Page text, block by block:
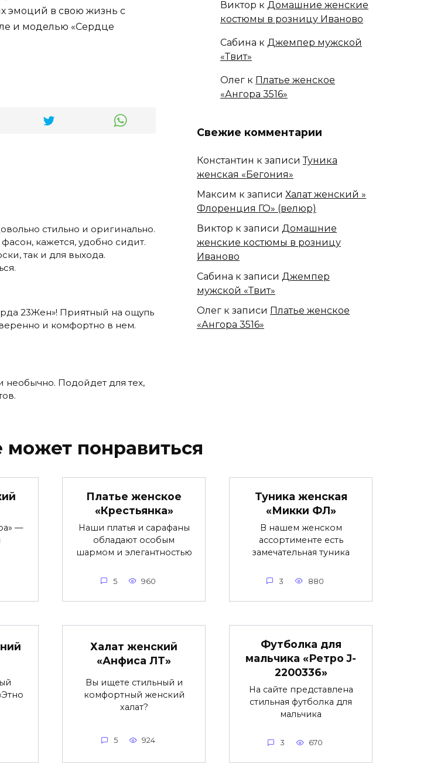
эмоций в свою жизнь с
и моделью «Сердце
стильно и оригинально.
кажется, удобно сидит.
так и для выхода.
23Жен»! Приятный на ощупь
и комфортно в нем.
необычно. Подойдет для тех,
Виктор к Домашние женские
костюмы в розницу Иваново
Сабина к Джемпер мужской
«Твит»
Олег к Платье женское
«Ангора 3516»
Свежие комментарии
Константин к записиТуника
женская «Бегония»
Максим к записи Халат женский »
Флоренция ГО» (велюр)
Виктор к записи Домашние
женские костюмы в розницу
Иваново
Сабина к записи Джемпер
мужской «Твит»
Олег к записи Платье женское
«Ангора 3516»
понравиться
—
Платье женское
«Крестьянка»
Наши платья и сарафаны
обладают особым
шармом и элегантностью
5 960
Туника женская
«Микки ФЛ»
В нашем женском
ассортименте есть
замечательная туника
3 880
Халат женский
«Анфиса ЛТ»
Вы ищете стильный и
комфортный женский
халат?
5 924
Футболка для
мальчика «Ретро J-
2200336»
На сайте представлена
стильная футболка для
мальчика
3 670